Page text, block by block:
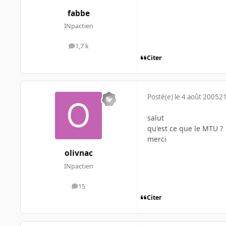
fabbe
INpactien
1,7 k
messages
Citer
olivnac
INpactien
15
messages
Posté(e) le 4 août 2005
salut
qu'est ce que le MTU ?
merci
Citer